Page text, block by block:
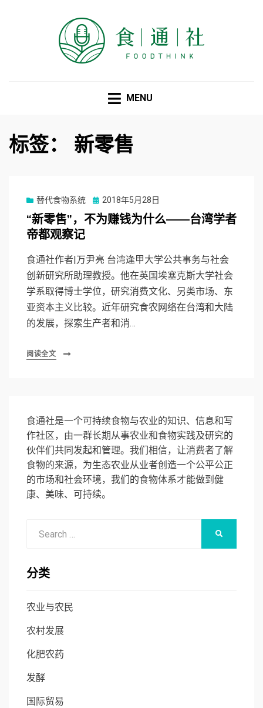
MENU
标签： 新零售
替代食物系统
Posted
on
2018年5月28日
“新零售”，不为赚钱为什么——台湾学者
帝都观察记
食通社作者|万尹亮 台湾逢甲大学公共事务与社会
创新研究所助理教授。他在英国埃塞克斯大学社会
学系取得博士学位，研究消费文化、另类市场、东
亚资本主义比较。近年研究食农网络在台湾和大陆
的发展，探索生产者和消…
阅读全文
食通社是一个可持续食物与农业的知识、信息和写
作社区，由一群长期从事农业和食物实践及研究的
伙伴们共同发起和管理。我们相信，让消费者了解
食物的来源，为生态农业从业者创造一个公平公正
的市场和社会环境，我们的食物体系才能做到健
康、美味、可持续。
分类
农业与农民
农村发展
化肥农药
发酵
国际贸易